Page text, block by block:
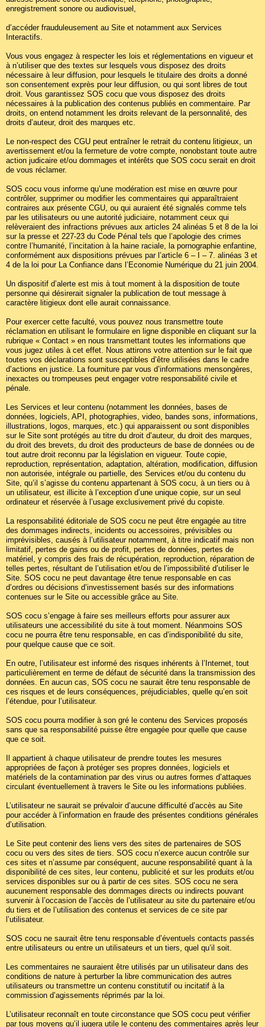
enregistrement sonore ou audiovisuel,
d’accéder frauduleusement au Site et notamment aux Services
Interactifs.
Vous vous engagez à respecter les lois et réglementations en vigueur et
à n’utiliser que des textes sur lesquels vous disposez des droits
nécessaire à leur diffusion, pour lesquels le titulaire des droits a donné
son consentement exprès pour leur diffusion, ou qui sont libres de tout
droit. Vous garantissez SOS cocu que vous disposez des droits
nécessaires à la publication des contenus publiés en commentaire. Par
droits, on entend notamment les droits relevant de la personnalité, des
droits d’auteur, droit des marques etc.
Le non-respect des CGU peut entraîner le retrait du contenu litigieux, un
avertissement et/ou la fermeture de votre compte, nonobstant toute autre
action judicaire et/ou dommages et intérêts que SOS cocu serait en droit
de vous réclamer.
SOS cocu vous informe qu’une modération est mise en œuvre pour
contrôler, supprimer ou modifier les commentaires qui apparaîtraient
contraires aux présente CGU, ou qui auraient été signalés comme tels
par les utilisateurs ou une autorité judiciaire, notamment ceux qui
relèveraient des infractions prévues aux articles 24 alinéas 5 et 8 de la loi
sur la presse et 227-23 du Code Pénal tels que l’apologie des crimes
contre l’humanité, l’incitation à la haine raciale, la pornographie enfantine,
conformément aux dispositions prévues par l’article 6 – I – 7. alinéas 3 et
4 de la loi pour La Confiance dans l’Economie Numérique du 21 juin 2004.
Un dispositif d’alerte est mis à tout moment à la disposition de toute
personne qui désirerait signaler la publication de tout message à
caractère litigieux dont elle aurait connaissance.
Pour exercer cette faculté, vous pouvez nous transmettre toute
réclamation en utilisant le formulaire en ligne disponible en cliquant sur la
rubrique « Contact » en nous transmettant toutes les informations que
vous jugez utiles à cet effet. Nous attirons votre attention sur le fait que
toutes vos déclarations sont susceptibles d’être utilisées dans le cadre
d’actions en justice. La fourniture par vous d’informations mensongères,
inexactes ou trompeuses peut engager votre responsabilité civile et
pénale.
Les Services et leur contenu (notamment les données, bases de
données, logiciels, API, photographies, video, bandes sons, informations,
illustrations, logos, marques, etc.) qui apparaissent ou sont disponibles
sur le Site sont protégés au titre du droit d’auteur, du droit des marques,
du droit des brevets, du droit des producteurs de base de données ou de
tout autre droit reconnu par la législation en vigueur. Toute copie,
reproduction, représentation, adaptation, altération, modification, diffusion
non autorisée, intégrale ou partielle, des Services et/ou du contenu du
Site, qu’il s’agisse du contenu appartenant à SOS cocu, à un tiers ou à
un utilisateur, est illicite à l’exception d’une unique copie, sur un seul
ordinateur et réservée à l’usage exclusivement privé du copiste.
La responsabilité éditoriale de SOS cocu ne peut être engagée au titre
des dommages indirects, incidents ou accessoires, prévisibles ou
imprévisibles, causés à l’utilisateur notamment, à titre indicatif mais non
limitatif, pertes de gains ou de profit, pertes de données, pertes de
matériel, y compris des frais de récupération, reproduction, réparation de
telles pertes, résultant de l’utilisation et/ou de l’impossibilité d’utiliser le
Site. SOS cocu ne peut davantage être tenue responsable en cas
d’ordres ou décisions d’investissement basés sur des informations
contenues sur le Site ou accessible grâce au Site.
SOS cocu s’engage à faire ses meilleurs efforts pour assurer aux
utilisateurs une accessibilité du site à tout moment. Néanmoins SOS
cocu ne pourra être tenu responsable, en cas d’indisponibilité du site,
pour quelque cause que ce soit.
En outre, l’utilisateur est informé des risques inhérents à l’Internet, tout
particulièrement en terme de défaut de sécurité dans la transmission des
données. En aucun cas, SOS cocu ne saurait être tenu responsable de
ces risques et de leurs conséquences, préjudiciables, quelle qu’en soit
l’étendue, pour l’utilisateur.
SOS cocu pourra modifier à son gré le contenu des Services proposés
sans que sa responsabilité puisse être engagée pour quelle que cause
que ce soit.
Il appartient à chaque utilisateur de prendre toutes les mesures
appropriées de façon à protéger ses propres données, logiciels et
matériels de la contamination par des virus ou autres formes d’attaques
circulant éventuellement à travers le Site ou les informations publiées.
L’utilisateur ne saurait se prévaloir d’aucune difficulté d’accès au Site
pour accéder à l’information en fraude des présentes conditions générales
d’utilisation.
Le Site peut contenir des liens vers des sites de partenaires de SOS
cocu ou vers des sites de tiers. SOS cocu n’exerce aucun contrôle sur
ces sites et n’assume par conséquent, aucune responsabilité quant à la
disponibilité de ces sites, leur contenu, publicité et sur les produits et/ou
services disponibles sur ou à partir de ces sites. SOS cocu ne sera
aucunement responsable des dommages directs ou indirects pouvant
survenir à l’occasion de l’accès de l’utilisateur au site du partenaire et/ou
du tiers et de l’utilisation des contenus et services de ce site par
l’utilisateur.
SOS cocu ne saurait être tenu responsable d’éventuels contacts passés
entre utilisateurs ou entre un utilisateurs et un tiers, quel qu’il soit.
Les commentaires ne sauraient être utilisés par un utilisateur dans des
conditions de nature à perturber la libre communication des autres
utilisateurs ou transmettre un contenu constitutif ou incitatif à la
commission d’agissements réprimés par la loi.
L’utilisateur reconnaît en toute circonstance que SOS cocu peut vérifier
par tous moyens qu’il jugera utile le contenu des commentaires après leur